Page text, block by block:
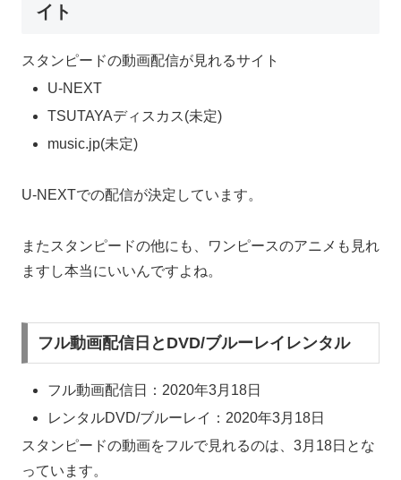
イト
スタンピードの動画配信が見れるサイト
U-NEXT
TSUTAYAディスカス(未定)
music.jp(未定)
U-NEXTでの配信が決定しています。
またスタンピードの他にも、ワンピースのアニメも見れ
ますし本当にいいんですよね。
フル動画配信日とDVD/ブルーレイレンタル
フル動画配信日：2020年3月18日
レンタルDVD/ブルーレイ：2020年3月18日
スタンピードの動画をフルで見れるのは、3月18日とな
っています。